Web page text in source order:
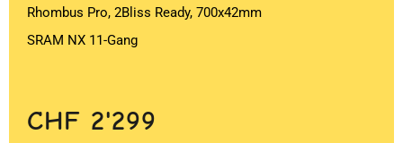
Rhombus Pro, 2Bliss Ready, 700x42mm
SRAM NX 11-Gang
CHF 2'299